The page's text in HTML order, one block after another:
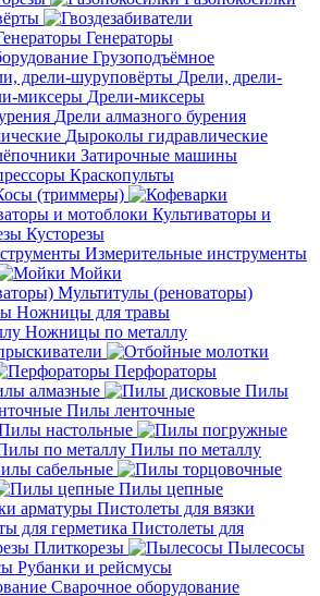
Генераторы
Грузоподъёмное
Дрели, дрели-
Дрели-миксеры
Дрели алмазного бурения
Дыроколы гидравлические
Затирочные машины
Краскопульты
(триммеры)
Культиваторы и
Кусторезы
Измерительные инструменты
Мойки
Мультитулы (реноваторы)
Ножницы для травы
Ножницы по металлу
Перфораторы
алмазные
Пилы
Пилы ленточные
настольные
Пилы по металлу
сабельные
Пилы цепные
Пистолеты для вязки
Пистолеты для
Плиткорезы
Пылесосы
Рубанки и рейсмусы
Сварочное оборудование